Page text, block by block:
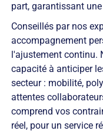
part, garantissant
Conseillés par nos
accompagnement
l'ajustement continu.
capacité à anticiper
secteur : mobilité,
attentes
comprend vos
réel, pour un service